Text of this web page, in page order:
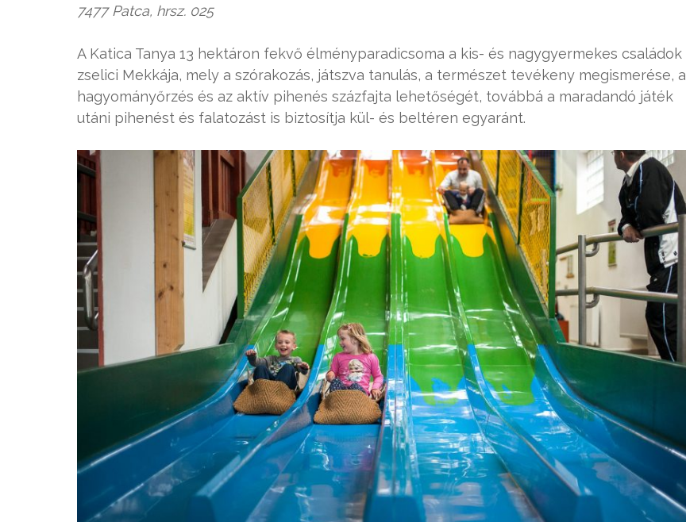
7477 Patca, hrsz. 025
A Katica Tanya 13 hektáron fekvő élményparadicsoma a kis- és nagygyermekes családok
zselici Mekkája, mely a szórakozás, játszva tanulás, a természet tevékeny megismerése, a
hagyományőrzés és az aktív pihenés százfajta lehetőségét, továbbá a maradandó játék
utáni pihenést és falatozást is biztosítja kül- és beltéren egyaránt.